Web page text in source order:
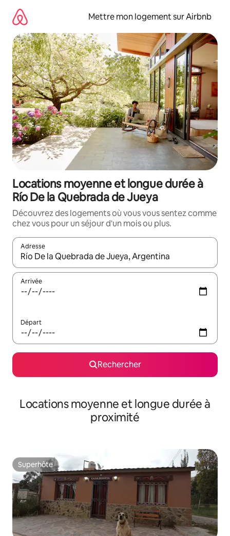
directement
contenu
Mettre mon logement sur Airbnb
Locations moyenne et longue durée à
Río De la Quebrada de Jueya
Découvrez des logements où vous vous sentez comme
chez vous pour un séjour d'un mois ou plus.
Adresse
Lorsque les résultats s'affichent, utilisez les flèches vers le
Arrivée
Départ
Rechercher
Locations moyenne et longue durée à
proximité
Superhôte
Superhôte